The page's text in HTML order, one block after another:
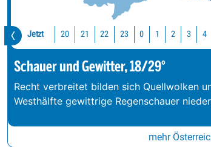
Jetzt 20 21 22 23 0 1 2 3 4
Schauer und Gewitter, 18/29°
Recht verbreitet bilden sich Quellwolken
Westhälfte gewittrige Regenschauer
mehr